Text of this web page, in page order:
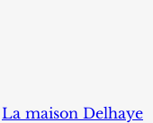
La maison Delhaye